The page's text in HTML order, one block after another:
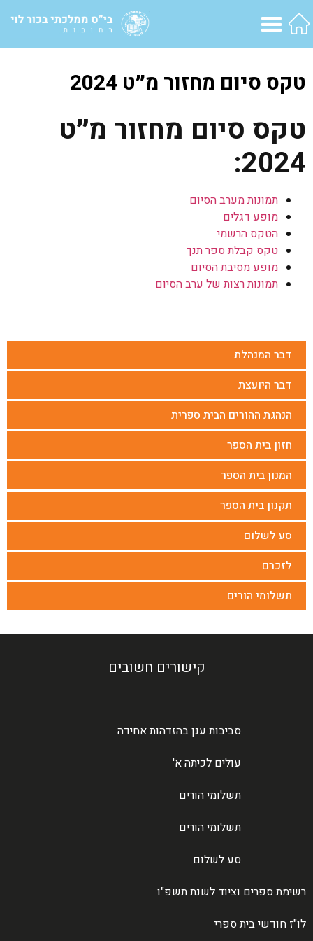
דבר המנהלת
דבר היועצת
הנהגת ההורים הבית ספרית
חזון בית הספר
המנון בית הספר
תקנון בית הספר
סע לשלום
לזכרם
תשלומי הורים
טקס סיום מחזור מ״ט 2024
טקס סיום מחזור מ״ט
2024:
תמונות מערב הסיום
מופע דגלים
הטקס הרשמי
טקס קבלת ספר תנך
מופע מסיבת הסיום
תמונות רצות של ערב הסיום
קישורים חשובים
סביבות ענן בהזדהות אחידה
עולים לכיתה א'
תשלומי הורים
תשלומי הורים
סע לשלום
רשימת ספרים וציוד לשנת תשפ"ו
לו"ז חודשי בית ספרי